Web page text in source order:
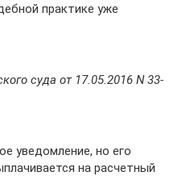
практике уже
суда от 17.05.2016 N 33-
уведомление, но его
на расчетный